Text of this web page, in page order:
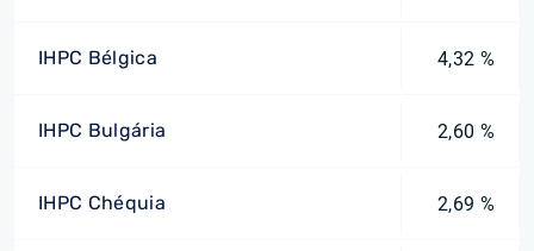
IHPC Bélgica 4,32 %
IHPC Bulgária 2,60 %
IHPC Chéquia 2,69 %